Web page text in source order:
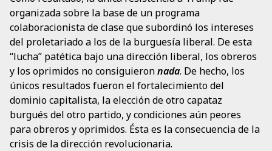
organizada sobre la base de un programa
colaboracionista de clase que subordinó los intereses
del proletariado a los de la burguesía liberal. De esta
“lucha” patética bajo una dirección liberal, los obreros
y los oprimidos no consiguieronnada. De hecho, los
únicos resultados fueron el fortalecimiento del
dominio capitalista, la elección de otro capataz
burgués del otro partido, y condiciones aún peores
para obreros y oprimidos. Ésta es la consecuencia de la
crisis de la dirección revolucionaria.